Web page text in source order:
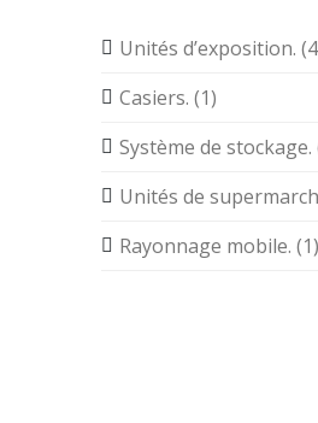
Unités d’exposition.
Casiers. (1)
Système de stockage.
Unités de
Rayonnage mobile. (1)